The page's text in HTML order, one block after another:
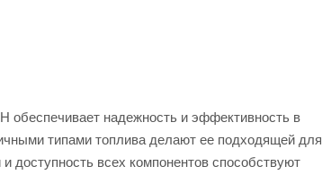
обеспечивает надежность и эффективность в
типами топлива делают ее подходящей для
всех компонентов способствуют